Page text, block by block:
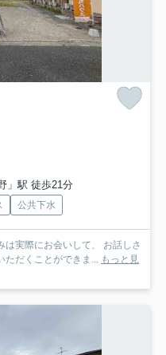
」駅 徒歩21分
公共下水
実際にお会いして、 お話しさ
だくことができま...
もっと見